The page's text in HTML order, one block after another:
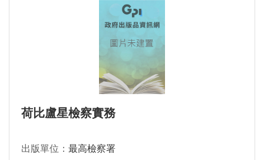
荷比盧星檢察實務
出版單位： 最高檢察署